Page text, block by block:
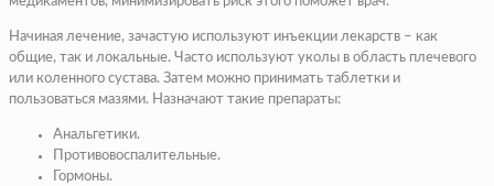
Начиная лечение, зачастую используют инъекции лекарств – как
общие, так и локальные. Часто используют уколы в область плечевого
или коленного сустава. Затем можно принимать таблетки и
пользоваться мазями. Назначают такие препараты:
Анальгетики.
Противовоспалительные.
Гормоны.